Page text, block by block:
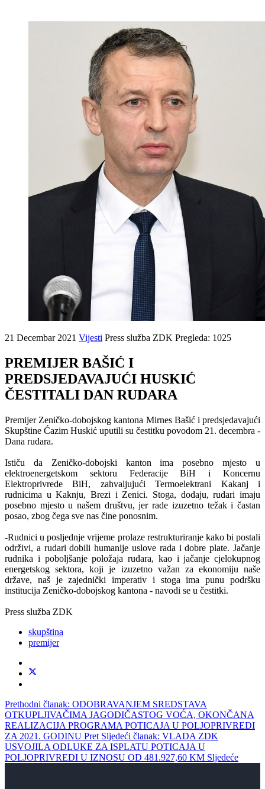
21 Decembar 2021 Vijesti Press služba ZDK Pregleda: 1025
PREMIJER BAŠIĆ I
PREDSJEDAVAJUĆI HUSKIĆ
ČESTITALI DAN RUDARA
Premijer Zeničko-dobojskog kantona Mirnes Bašić i predsjedavajući
Skupštine Ćazim Huskić uputili su čestitku povodom 21. decembra -
Dana rudara.
Ističu da Zeničko-dobojski kanton ima posebno mjesto u
elektroenergetskom sektoru Federacije BiH i Koncernu
Elektroprivrede BiH, zahvaljujući Termoelektrani Kakanj i
rudnicima u Kaknju, Brezi i Zenici. Stoga, dodaju, rudari imaju
posebno mjesto u našem društvu, jer rade izuzetno težak i častan
posao, zbog čega sve nas čine ponosnim.
-Rudnici u posljednje vrijeme prolaze restrukturiranje kako bi postali
održivi, a rudari dobili humanije uslove rada i dobre plate. Jačanje
rudnika i poboljšanje položaja rudara, kao i jačanje cjelokupnog
energetskog sektora, koji je izuzetno važan za ekonomiju naše
države, naš je zajednički imperativ i stoga ima punu podršku
institucija Zeničko-dobojskog kantona - navodi se u čestitki.
Press služba ZDK
skupština
premijer
Prethodni članak: ODOBRAVANJEM SREDSTAVA
OTKUPLJIVAČIMA JAGODIČASTOG VOĆA, OKONČANA
REALIZACIJA PROGRAMA POTICAJA U POLJOPRIVREDI
ZA 2021. GODINU Pret Sljedeći članak: VLADA ZDK
USVOJILA ODLUKE ZA ISPLATU POTICAJA U
POLJOPRIVREDI U IZNOSU OD 481.927,60 KM Sljedeće